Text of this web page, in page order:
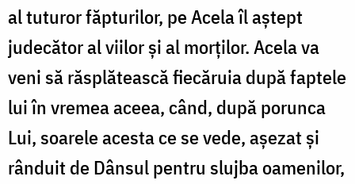
al tuturor făpturilor, pe Acela îl aștept
judecător al viilor și al morților. Acela va
veni să răsplătească fiecăruia după faptele
lui în vremea aceea, când, după porunca
Lui, soarele acesta ce se vede, așezat și
rânduit de Dânsul pentru slujba oamenilor,